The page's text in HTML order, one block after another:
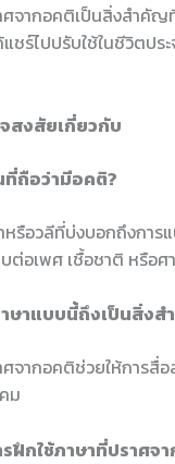
ศจากอคติเป็นสิ่งสำคั
แชร์ไปปรับใช้ในชีวิตป
สงสัยเกี่ยวกับ
ที่ถือว่ามีอคติ?
หรือวลีที่บ่งบอกถึงกา
ต่อเพศ เชื้อชาติ หรือศ
าษาแบบนี้ถึงเป็นสิ่ง
จากอคติช่วยให้การสื่
ม
รฝึกใช้ภาษาที่ปราศจ